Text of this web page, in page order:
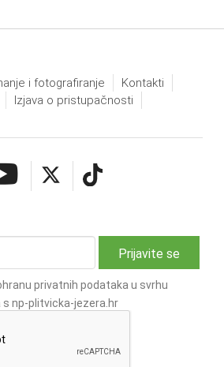
i fotografiranje
Kontakti
Izjava o pristupačnosti
privatnih podataka u svrhu
np-plitvicka-jezera.hr